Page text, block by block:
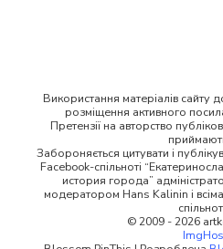
Використання матеріалів сайту
розміщення активного
Претензії на авторство
Забороняється цитувати і
Facebook-спільноті
история города”
модератором Hans Kalinin і
© 2009 - 2026